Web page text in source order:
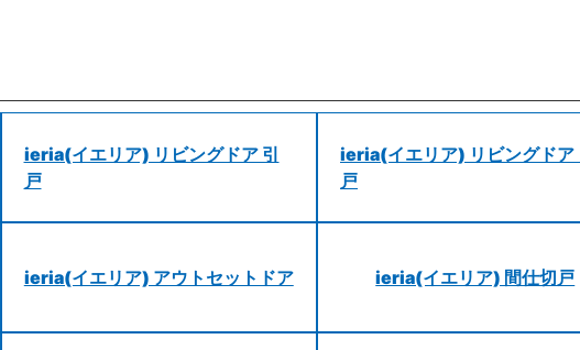
ieria(イエリア) リビングドア 引
戸
ieria(イエリア) リビングドア
戸
ieria(イエリア) アウトセットドア ieria(イエリア) 間仕切戸